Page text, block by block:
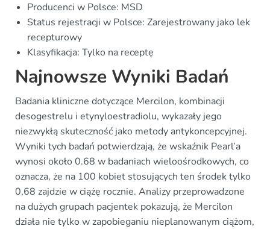
Producenci w Polsce: MSD
Status rejestracji w Polsce: Zarejestrowany jako lek
recepturowy
Klasyfikacja: Tylko na receptę
Najnowsze Wyniki Badań
Badania kliniczne dotyczące Mercilon, kombinacji
desogestrelu i etynyloestradiolu, wykazały jego
niezwykłą skuteczność jako metody antykoncepcyjnej.
Wyniki tych badań potwierdzają, że wskaźnik Pearl’a
wynosi około 0.68 w badaniach wieloośrodkowych, co
oznacza, że na 100 kobiet stosujących ten środek tylko
0,68 zajdzie w ciążę rocznie. Analizy przeprowadzone
na dużych grupach pacjentek pokazują, że Mercilon
działa nie tylko w zapobieganiu nieplanowanym ciążom,